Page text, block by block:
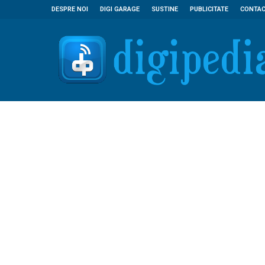
DESPRE NOI DIGI GARAGE SUSTINE PUBLICITATE